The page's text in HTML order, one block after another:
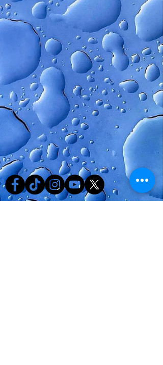
Escribe:webvoler@gmail.com@gmail.com